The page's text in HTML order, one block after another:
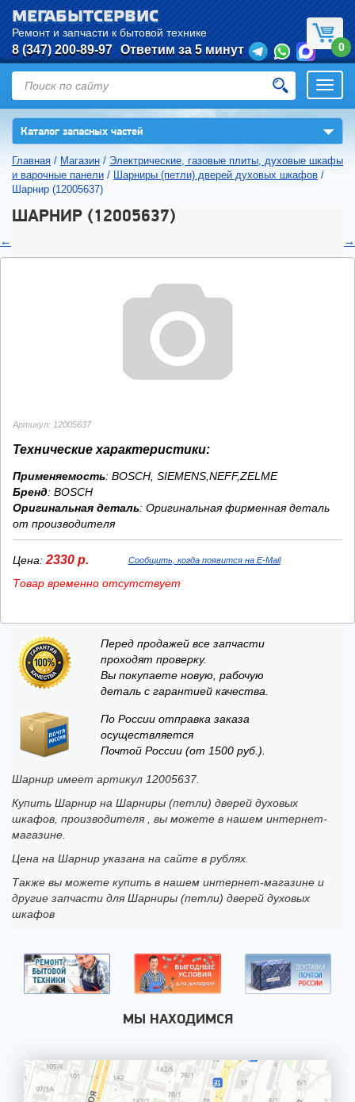
МЕГАБЫТСЕРВИС
Ремонт и запчасти к бытовой технике
8 (347) 200-89-97 Ответим за 5 минут 0
Каталог запасных частей ▼
Главная / Магазин / Электрические, газовые плиты, духовые шкафы
и варочные панели / Шарниры (петли) дверей духовых шкафов /
Шарнир (12005637)
ШАРНИР (12005637)
← →
Артикул: 12005637
Технические характеристики:
Применяемость: BOSCH, SIEMENS,NEFF,ZELME
Бренд: BOSCH
Оригинальная деталь: Оригинальная фирменная деталь
от производителя
Цена: 2330 р. Сообщить, когда появится на E-Mail
Товар временно отсутствует
Перед продажей все запчасти
проходят проверку.
Вы покупаете новую, рабочую
деталь с гарантией качества.
По России отправка заказа
осуществляется
Почтой России (от 1500 руб.).
Шарнир имеет артикул 12005637.
Купить Шарнир на Шарниры (петли) дверей духовых
шкафов, производителя , вы можете в нашем интернет-
магазине.
Цена на Шарнир указана на сайте в рублях.
Также вы можете купить в нашем интернет-магазине и
другие запчасти для Шарниры (петли) дверей духовых
шкафов
МЫ НАХОДИМСЯ